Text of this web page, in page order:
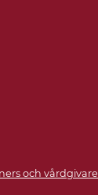
och vårdgivare